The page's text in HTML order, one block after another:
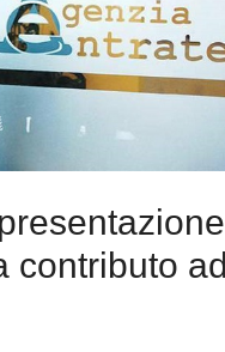
contributo ad